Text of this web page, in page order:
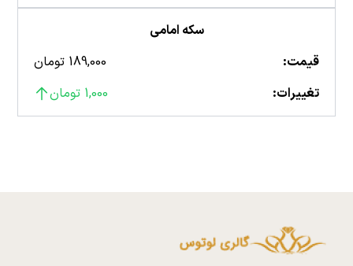
سکه امامی
قیمت:
189,000 تومان
تغییرات:
1,000 تومان